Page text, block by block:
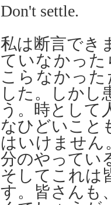
Don't settle.
私は断言でき
ていなかっ
こらなかっ
した。しかし
う。時として
なひどいこと
はいけません
分のやってい
そしてこれは
す。皆さんも